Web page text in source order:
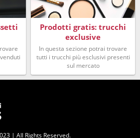
Prodotti gratis: trucchi
exclusive
In questa sezione potrai trovare
tutti i trucchi più esclusivi presenti
sul mercato
| All Rights Reserved.